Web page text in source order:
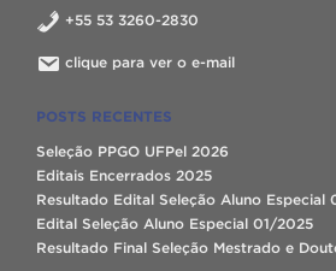
+55 53 3260-2830
clique para ver o e-mail
POSTS RECENTES
Seleção PPGO UFPel 2026
Editais Encerrados 2025
Resultado Edital Seleção Aluno Especial
Edital Seleção Aluno Especial 01/2025
Resultado Final Seleção Mestrado e